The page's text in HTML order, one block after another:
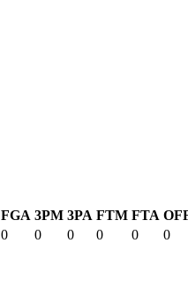
FGA 3PM 3PA FTM FTA
0 0 0 0 0 0